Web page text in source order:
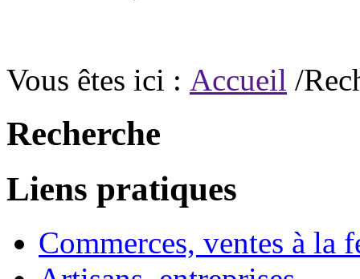
Vous êtes ici : Accueil /
Recherche
Liens pratiques
Commerces, ventes à la